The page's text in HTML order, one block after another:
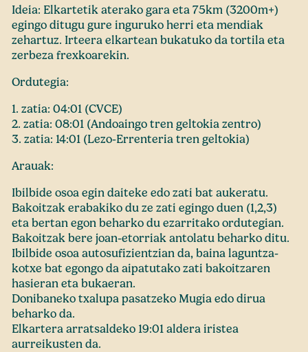
Ideia: Elkartetik aterako gara eta 75km (3200m+)
egingo ditugu gure inguruko herri eta mendiak
zehartuz. Irteera elkartean bukatuko da tortila eta
zerbeza frexkoarekin.
Ordutegia:
1. zatia: 04:01 (CVCE)
2. zatia: 08:01 (Andoaingo tren geltokia zentro)
3. zatia: 14:01 (Lezo-Errenteria tren geltokia)
Arauak:
Ibilbide osoa egin daiteke edo zati bat aukeratu.
Bakoitzak erabakiko du ze zati egingo duen (1,2,3)
eta bertan egon beharko du ezarritako ordutegian.
Bakoitzak bere joan-etorriak antolatu beharko ditu.
Ibilbide osoa autosufizientzian da, baina laguntza-
kotxe bat egongo da aipatutako zati bakoitzaren
hasieran eta bukaeran.
Donibaneko txalupa pasatzeko Mugia edo dirua
beharko da.
Elkartera arratsaldeko 19:01 aldera iristea
aurreikusten da.